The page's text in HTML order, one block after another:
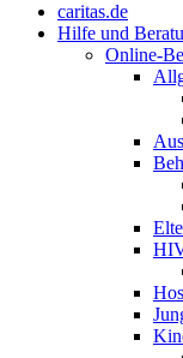
caritas.de
Hilfe und
Online-